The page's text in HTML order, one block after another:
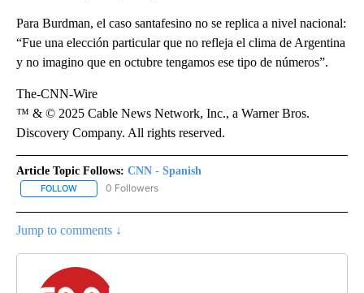
Para Burdman, el caso santafesino no se replica a nivel nacional:
“Fue una elección particular que no refleja el clima de Argentina
y no imagino que en octubre tengamos ese tipo de números”.
The-CNN-Wire
™ & © 2025 Cable News Network, Inc., a Warner Bros.
Discovery Company. All rights reserved.
Article Topic Follows: CNN - Spanish
FOLLOW FOLLOW "CNN - SPANISH" TO RECEIVE NOTIFICATIONS ABOUT
0 Followers
Jump to comments ↓